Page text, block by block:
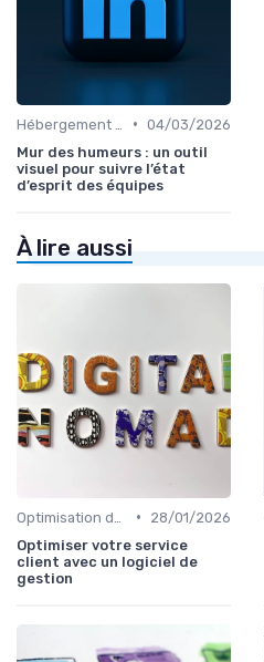
• 04/03/2026
Mur des humeurs : un outil
visuel pour suivre l’état
d’esprit des équipes
À lire aussi
•
28/01/2026
Optimiser votre service
client avec un logiciel de
gestion